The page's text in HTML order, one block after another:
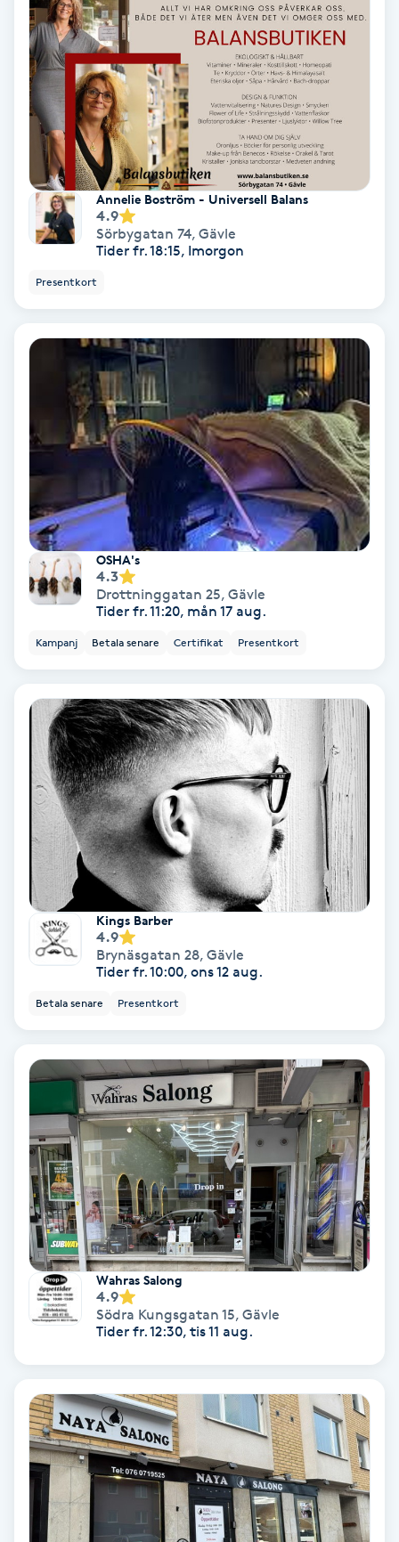
Regndroppsmassage
Reiki
Reikihealing
Reiki massage
Restorative Yoga
Rosenmetoden
Ryggmassage
Samtalsterapi
Senioryoga
Shiatsu
Singelfransar
Skinbooster
Sklerosering
Skoinlägg
Skägg
Skäggfärgning
Skäggklippning
Skäggtrimmning
Skönhet
Slingor
Sockring
Spa
Spa manikyr & pedikyr
Spa-manikyr
Spraytan
Stylist
Sugaring
Annelie Boström - Universell Balans
4.9
Sörbygatan 74, Gävle
Tider fr. 18:15, Imorgon
Presentkort
OSHA's
4.3
Drottninggatan 25, Gävle
Tider fr. 11:20, mån 17 aug.
Kampanj Betala senare Certifikat Presentkort
Kings Barber
4.9
Brynäsgatan 28, Gävle
Tider fr. 10:00, ons 12 aug.
Betala senare Presentkort
Wahras Salong
4.9
Södra Kungsgatan 15, Gävle
Tider fr. 12:30, tis 11 aug.